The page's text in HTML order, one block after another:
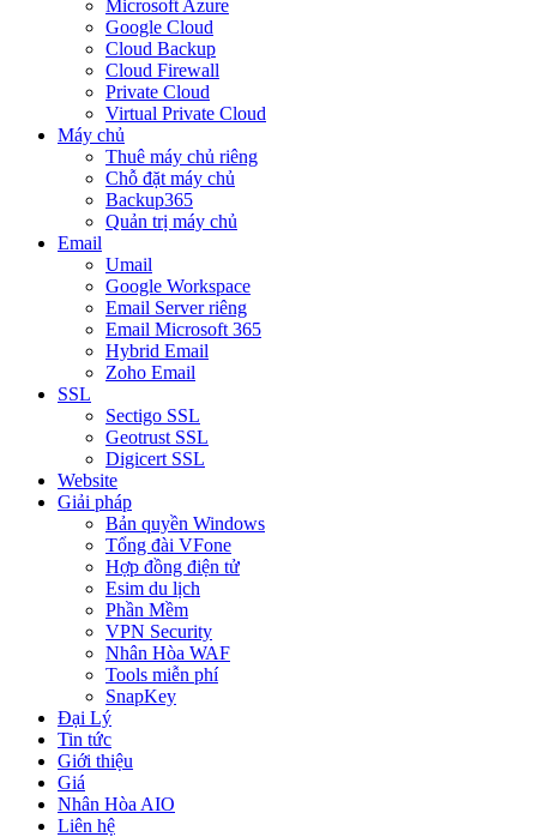
Microsoft Azure
Google Cloud
Cloud Backup
Cloud Firewall
Private Cloud
Virtual Private Cloud
Máy chủ
Thuê máy chủ riêng
Chỗ đặt máy chủ
Backup365
Quản trị máy chủ
Email
Umail
Google Workspace
Email Server riêng
Email Microsoft 365
Hybrid Email
Zoho Email
SSL
Sectigo SSL
Geotrust SSL
Digicert SSL
Website
Giải pháp
Bản quyền Windows
Tổng đài VFone
Hợp đồng điện tử
Esim du lịch
Phần Mềm
VPN Security
Nhân Hòa WAF
Tools miễn phí
SnapKey
Đại Lý
Tin tức
Giới thiệu
Giá
Nhân Hòa AIO
Liên hệ